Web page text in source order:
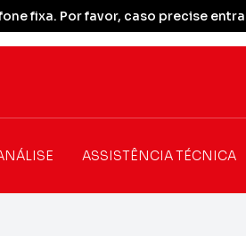
fixa. Por favor, caso precise
ASSISTÊNCIA TÉCNICA